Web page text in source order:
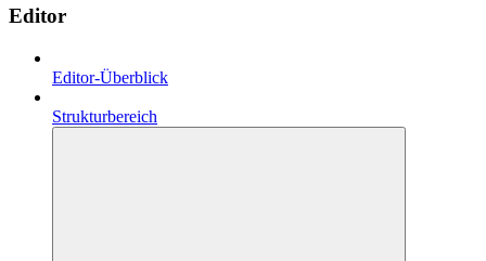
Editor
Editor-Überblick
Strukturbereich